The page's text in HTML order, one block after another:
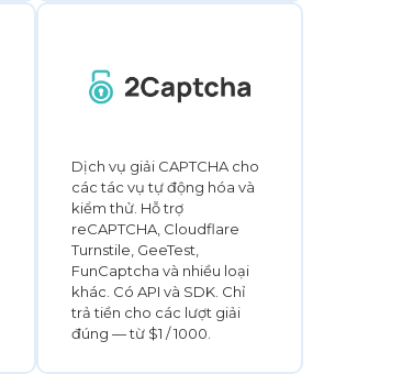
Dịch vụ giải CAPTCHA cho
các tác vụ tự động hóa và
kiểm thử. Hỗ trợ
reCAPTCHA, Cloudflare
Turnstile, GeeTest,
FunCaptcha và nhiều loại
khác. Có API và SDK. Chỉ
trả tiền cho các lượt giải
đúng — từ $1 / 1000.